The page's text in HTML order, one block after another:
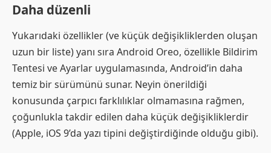
Daha düzenli
Yukarıdaki özellikler (ve küçük değişikliklerden oluşan
uzun bir liste) yanı sıra Android Oreo, özellikle Bildirim
Tentesi ve Ayarlar uygulamasında, Android’in daha
temiz bir sürümünü sunar. Neyin önerildiği
konusunda çarpıcı farklılıklar olmamasına rağmen,
çoğunlukla takdir edilen daha küçük değişikliklerdir
(Apple, iOS 9’da yazı tipini değiştirdiğinde olduğu gibi).